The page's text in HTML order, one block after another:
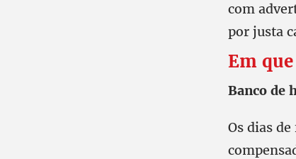
com
por justa
Em
Banco de
Os dias